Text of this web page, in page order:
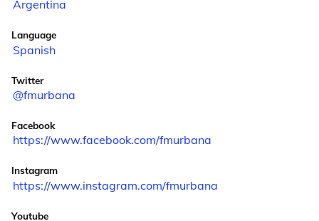
Argentina
Language
Spanish
Twitter
@fmurbana
Facebook
https://www.facebook.com/fmurbana
Instagram
https://www.instagram.com/fmurbana
Youtube